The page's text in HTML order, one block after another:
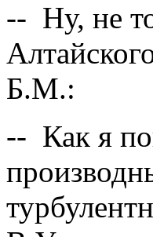
-- Ну, не
Б.М.:
-- Как я